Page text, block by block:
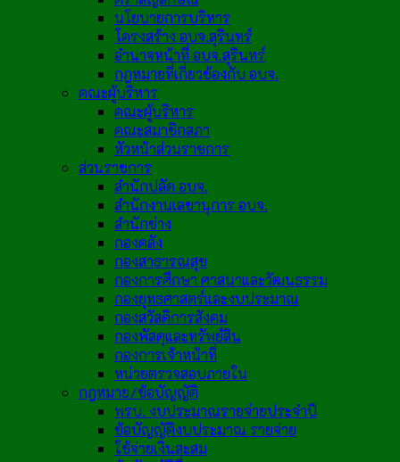
นโยบายการบริหาร
โครงสร้าง อบจ.สุรินทร์
อำนาจหน้าที่ อบจ.สุรินทร์
กฎหมายที่เกี่ยวข้องกับ อบจ.
คณะผู้บริหาร
คณะผู้บริหาร
คณะสมาชิกสภา
หัวหน้าส่วนราชการ
ส่วนราชการ
สำนักปลัด อบจ.
สำนักงานเลขานุการ อบจ.
สำนักช่าง
กองคลัง
กองสาธารณสุข
กองการศึกษา ศาสนาและวัฒนธรรม
กองยุทธศาสตร์และงบประมาณ
กองสวัสดิการสังคม
กองพัสดุและทรัพย์สิน
กองการเจ้าหน้าที่
หน่วยตรวจสอบภายใน
กฎหมาย/ข้อบัญญัติ
พรบ. งบประมาณรายจ่ายประจำปี
ข้อบัญญัติงบประมาณ รายจ่าย
ใช้จ่ายเงินสะสม